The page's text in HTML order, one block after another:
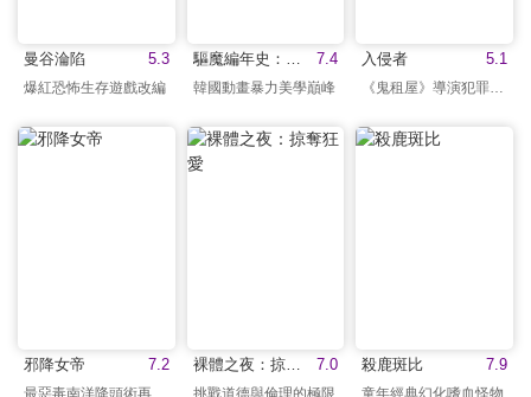
5.3
曼谷淪陷
爆紅恐怖生存遊戲改編
7.4
韓國動畫暴力美學巔峰
5.1
入侵者
《鬼租屋》導演犯罪驚典
7.2
邪降女帝 7.0
裸體之夜：掠奪狂愛
挑戰道德與倫理的極限
7.9
殺鹿斑比
童年經典幻化嗜血怪物